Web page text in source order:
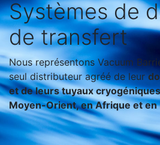
Systèmes de
de transfert
Nous représentons Vacuum
seul distributeur agréé de leur
et de leurs tuyaux cryogéniques
Moyen-Orient, en Afrique et en